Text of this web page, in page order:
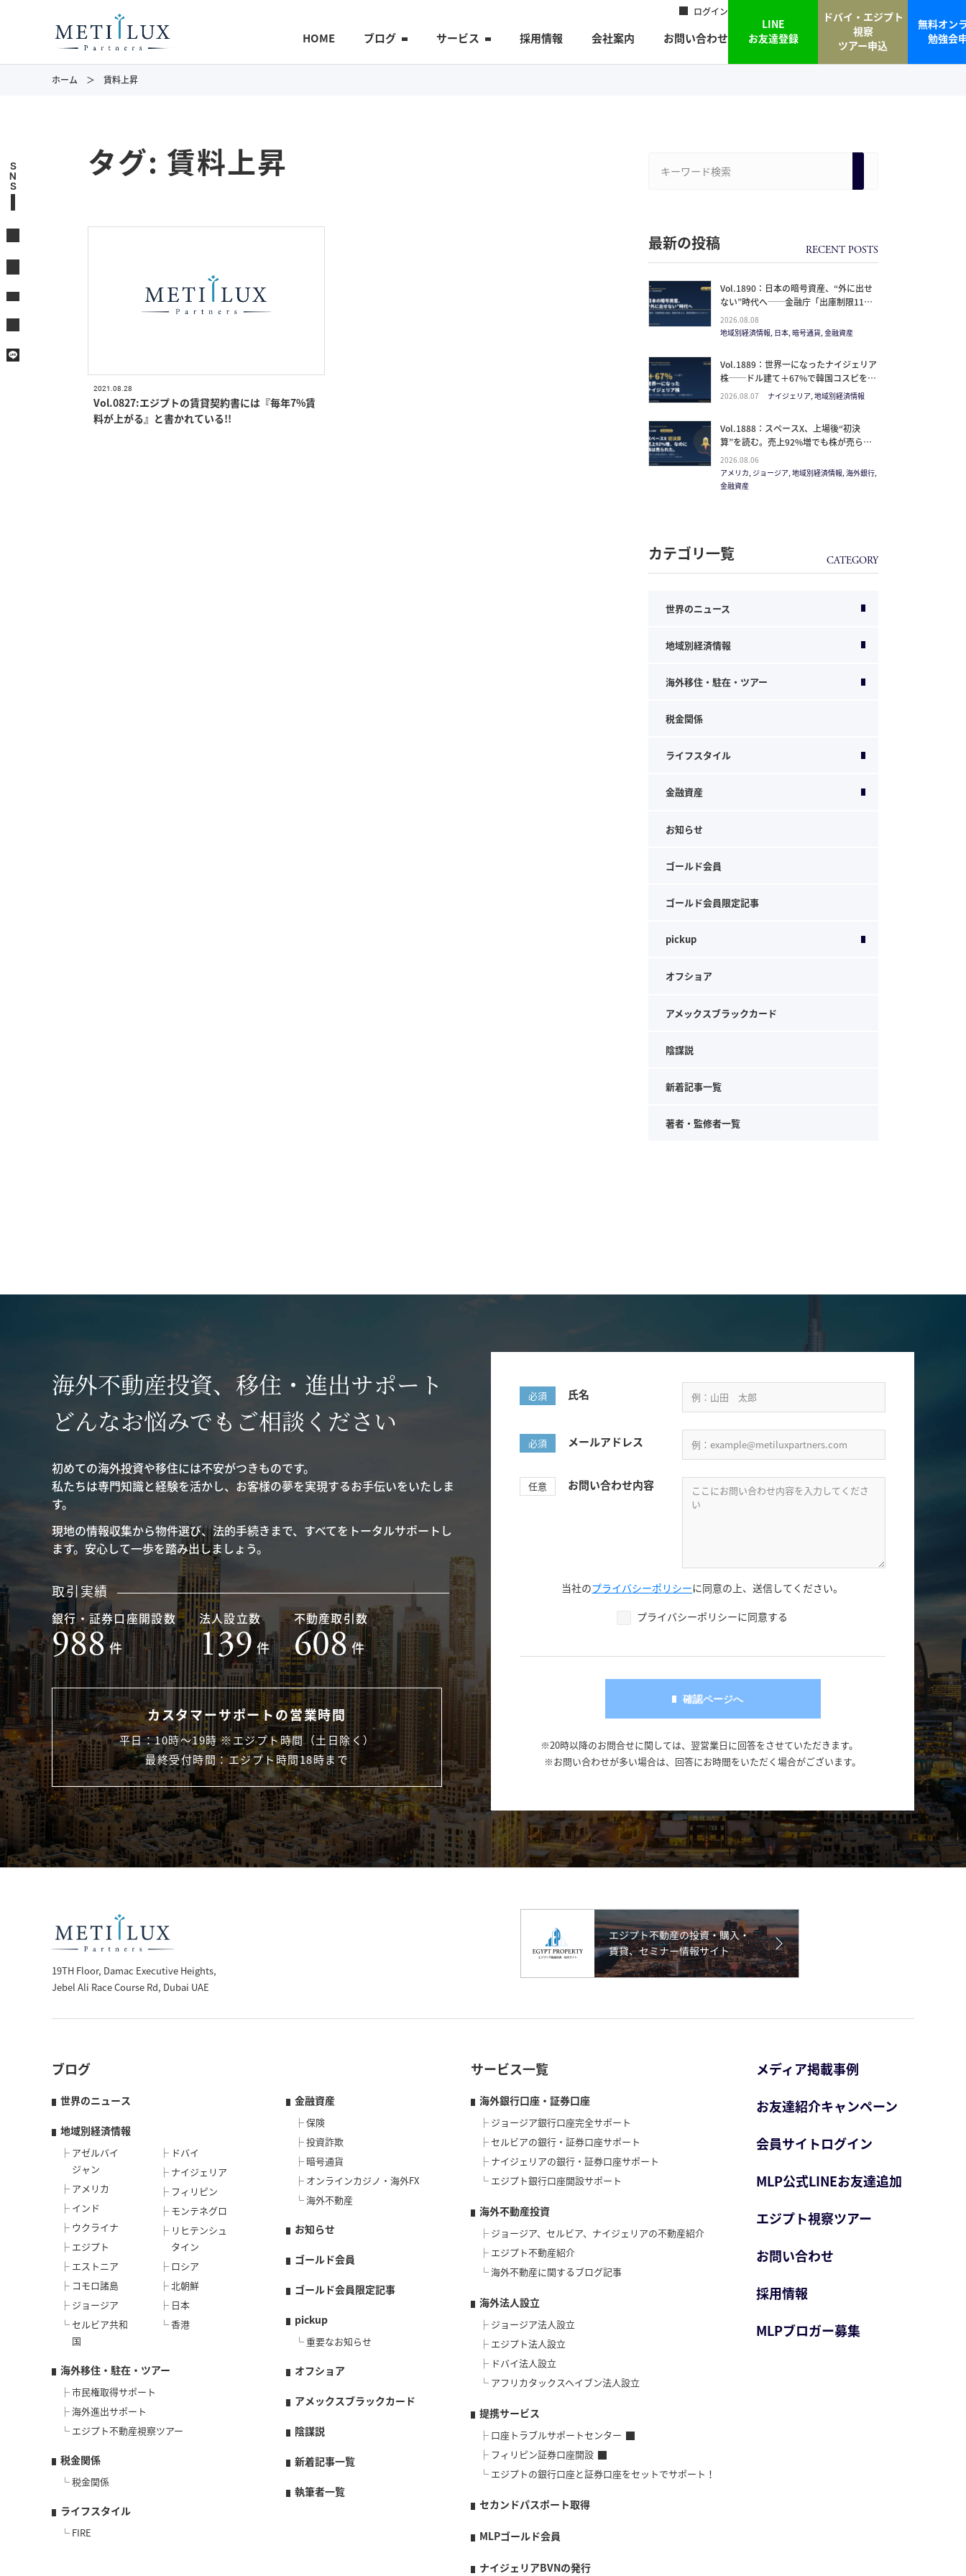
ログイン
HOME ブログ サービス 採用情報 会社案内 お問い合わせ
LINE
お友達登録
ドバイ・エジプト
視察
ツアー申込
無料オン
勉強会
ホーム 賃料上昇
タグ: 賃料上昇
2021.08.28
Vol.0827:エジプトの賃貸契約書には『毎年7%賃
料が上がる』と書かれている!!
最新の投稿
Vol.1890：日本の暗号資産、“外に出せ
ない”時代へ──金融庁「出庫制限11項
目」要請が変える、資産防衛のタイムラ
イン
2026.08.08
地域別経済情報, 日本, 暗号通貨, 金融資産
Vol.1889：世界一になったナイジェリア
株──ドル建て＋67%で韓国コスピを抜
いた理由と、日本人の乗り方
2026.08.07 ナイジェリア, 地域別経済情報
Vol.1888：スペースX、上場後“初決
算”を読む。売上92%増でも株が売られ
た本当の理由と、1.5兆ドル企業の買い
方。
2026.08.06
アメリカ, ジョージア, 地域別経済情報, 海外銀行,
金融資産
カテゴリ一覧
世界のニュース
地域別経済情報
海外移住・駐在・ツアー
税金関係
ライフスタイル
金融資産
お知らせ
ゴールド会員
ゴールド会員限定記事
pickup
オフショア
アメックスブラックカード
陰謀説
新着記事一覧
著者・監修者一覧
海外不動産投資、移住・進出サポート
どんなお悩みでもご相談ください
初めての海外投資や移住には不安がつきものです。
私たちは専門知識と経験を活かし、お客様の夢を実現するお手伝いをいたしま
す。
現地の情報収集から物件選び、法的手続きまで、すべてをトータルサポートし
ます。安心して一歩を踏み出しましょう。
取引実績
銀行・証券口座開設数
988件
法人設立数
139 件
不動産取引数
608件
カスタマーサポートの営業時間
平日：10時〜19時 ※エジプト時間（土日除く）
最終受付時間：エジプト時間18時まで
必須 氏名
必須 メールアドレス
任意 お問い合わせ内容
当社のプライバシーポリシーに同意の上、送信してください。
プライバシーポリシーに同意する
※20時以降のお問合せに関しては、翌営業日に回答をさせていただきます。
※お問い合わせが多い場合は、回答にお時間をいただく場合がございます。
19TH Floor, Damac Executive Heights,
Jebel Ali Race Course Rd, Dubai UAE
ブログ
世界のニュース
地域別経済情報
アゼルバイ
ジャン
アメリカ
インド
ウクライナ
エジプト
エストニア
コモロ諸島
ジョージア
セルビア共和
国
ドバイ
ナイジェリア
フィリピン
モンテネグロ
リヒテンシュ
タイン
ロシア
北朝鮮
日本
香港
海外移住・駐在・ツアー
市民権取得サポート
海外進出サポート
エジプト不動産視察ツアー
税金関係
税金関係
ライフスタイル
FIRE
金融資産
保険
投資詐欺
暗号通貨
オンラインカジノ・海外FX
海外不動産
お知らせ
ゴールド会員
ゴールド会員限定記事
pickup
重要なお知らせ
オフショア
アメックスブラックカード
陰謀説
新着記事一覧
執筆者一覧
サービス一覧
海外銀行口座・証券口座
ジョージア銀行口座完全サポート
セルビアの銀行・証券口座サポート
ナイジェリアの銀行・証券口座サポート
エジプト銀行口座開設サポート
海外不動産投資
ジョージア、セルビア、ナイジェリアの不動産紹介
エジプト不動産紹介
海外不動産に関するブログ記事
海外法人設立
ジョージア法人設立
エジプト法人設立
ドバイ法人設立
アフリカタックスヘイブン法人設立
提携サービス
口座トラブルサポートセンター
フィリピン証券口座開設
エジプトの銀行口座と証券口座をセットでサポート！
セカンドパスポート取得
MLPゴールド会員
ナイジェリアBVNの発行
メディア掲載事例
お友達紹介キャンペーン
会員サイトログイン
MLP公式LINEお友達追加
エジプト視察ツアー
お問い合わせ
採用情報
MLPブロガー募集
S
N
S